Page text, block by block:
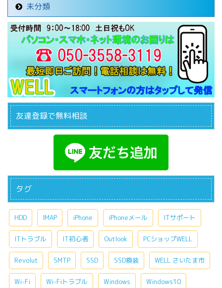
未分類
友達登録で無料相談
タグ
HDD IMAP iPhone iPhoneメール ITサポート
ITトラブル IT初心者 Outlook PCショップWELL
Revolut SMTP SSD SSD換装 WELL さいたま市
Wi-Fi Wi-Fiトラブル Windows Windows10